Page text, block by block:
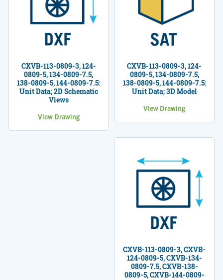
CXVB-113-0809-3, 124-
0809-5, 134-0809-7.5,
138-0809-5, 144-0809-7.5:
Unit Data; 2D Schematic
Views
View Drawing
CXVB-113-0809-3, 124-
0809-5, 134-0809-7.5,
138-0809-5, 144-0809-7.5:
Unit Data; 3D Model
View Drawing
CXVB-113-0809-3, CXVB-
124-0809-5, CXVB-134-
0809-7.5, CXVB-138-
0809-5, CXVB-144-0809-